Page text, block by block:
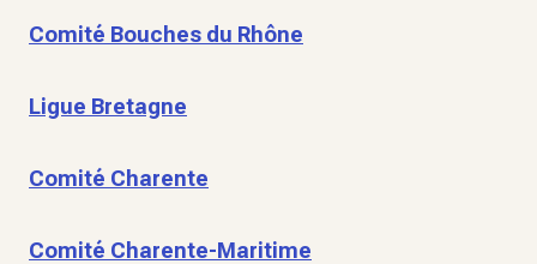
Comité Bouches du Rhône
Ligue Bretagne
Comité Charente
Comité Charente-Maritime